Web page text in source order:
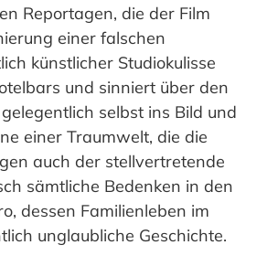
Reportagen, die der Film
einer falschen
künstlicher Studiokulisse
und sinniert über den
selbst ins Bild und
einer Traumwelt, die die
auch der stellvertretende
sämtliche Bedenken in den
dessen Familienleben im
unglaubliche Geschichte.